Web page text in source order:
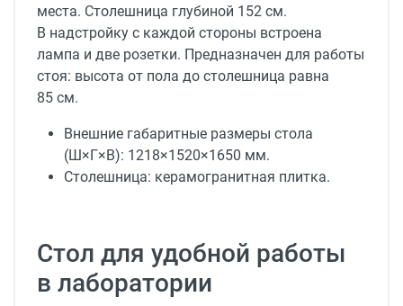
места. Столешница глубиной 152 см.
В надстройку с каждой стороны встроена
лампа и две розетки. Предназначен для работы
стоя: высота от пола до столешница равна
85 см.
Внешние габаритные размеры стола
(Ш×Г×В): 1218×1520×1650 мм.
Столешница: керамогранитная плитка.
Стол для удобной работы
в лаборатории